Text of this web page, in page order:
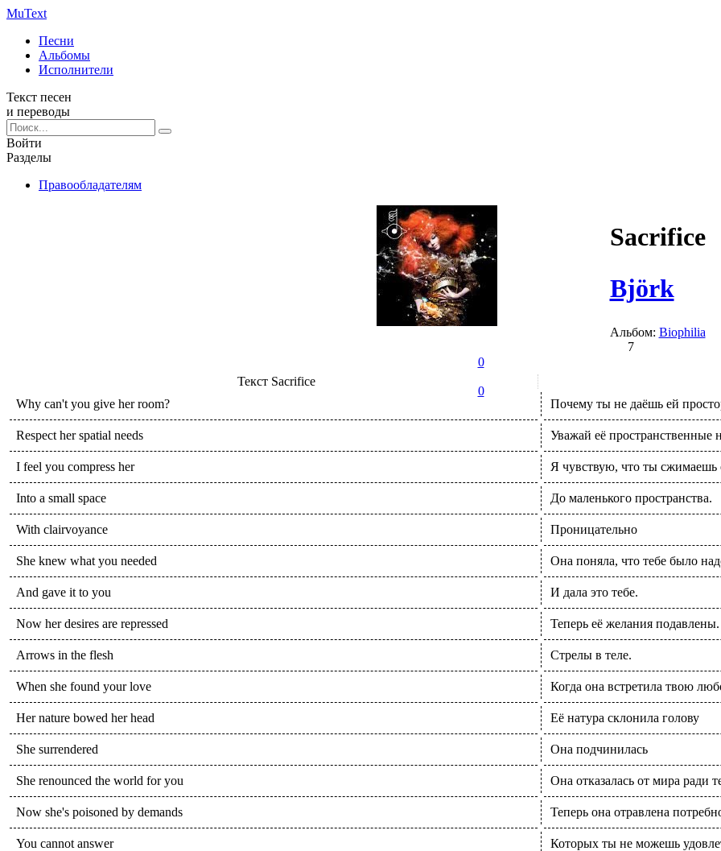
MuText
Песни
Альбомы
Исполнители
Текст песен
и переводы
Войти
Разделы
Правообладателям
0
0
Sacrifice
Björk
Альбом: Biophilia
7
ТекстSacrifice
Why can't you give her room?
Respect her spatial needs
I feel you compress her
Into a small space
With clairvoyance
She knew what you needed
And gave it to you
Now her desires are repressed
Arrows in the flesh
When she found your love
Her nature bowed her head
She surrendered
She renounced the world for you
Now she's poisoned by demands
You cannot answer
Почему ты не даёшь ей
Уважай её пространственные
Я чувствую, что ты сжимаешь
До маленького пространства.
Проницательно
Она поняла, что тебе было
И дала это тебе.
Теперь её желания подавлены.
Стрелы в теле.
Когда она встретила твою
Её натура склонила голову
Она подчинилась
Она отказалась от мира ради
Теперь она отравлена
Которых ты не можешь